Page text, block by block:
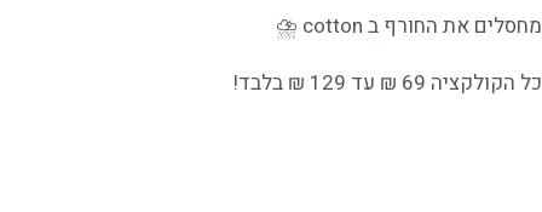
מחסלים את החורף ב cotton
⛈
כל הקולקציה 69 ₪ עד 129 ₪ בלבד!